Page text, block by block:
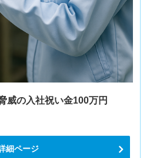
威の入社祝い金100万円
細ページ